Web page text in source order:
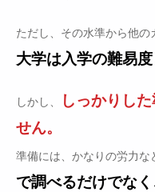
ただし、その水準から他の
大学は入学の難易
しかし、
しっかりし
せん。
準備には、かなりの労力な
で調べるだけでな